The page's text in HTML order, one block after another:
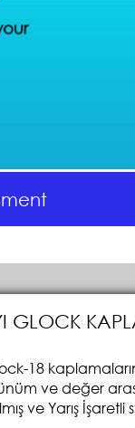
GLOCK
18
ve değer
ve Yarış